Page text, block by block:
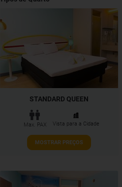
STANDARD QUEEN
Max. PAX Vista para a Cidade
MOSTRAR PREÇOS